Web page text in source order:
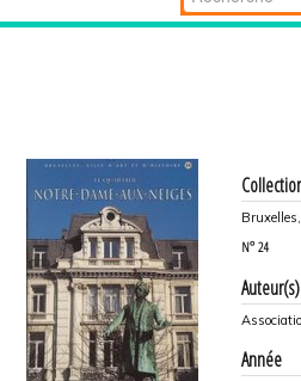
Recherche
N° 24
Auteur(s)
Année